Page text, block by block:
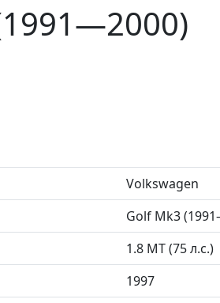
Volkswagen
Golf Mk3
1.8 MT (75 л.с.)
1997